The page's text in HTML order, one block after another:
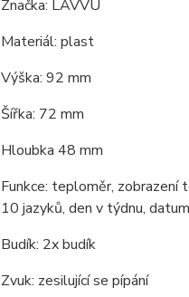
Značka: LAVVU
Materiál: plast
Výška: 92 mm
Šířka: 72 mm
Hloubka 48 mm
Funkce: teploměr, zobrazení
10 jazyků, den v týdnu, datum
Budík: 2x budík
Zvuk: zesilující se pípání